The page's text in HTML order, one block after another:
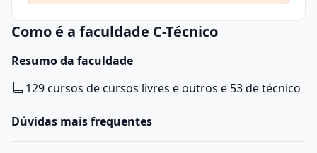
Como é a faculdade C-Técnico
Resumo da faculdade
129 cursos de cursos livres e outros e 53 de técnico
Dúvidas mais frequentes